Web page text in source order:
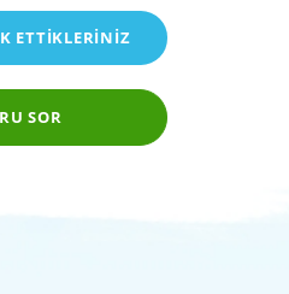
ETTİKLERİNİZ
SOR